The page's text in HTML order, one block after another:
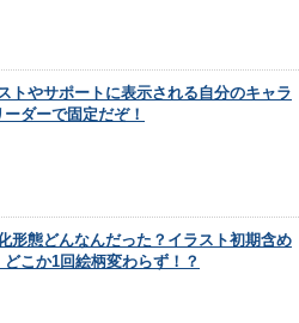
トやサポートに表示される自分のキャラ
ダーで固定だぞ！
形態どんなんだった？イラスト初期含め
こか1回絵柄変わらず！？